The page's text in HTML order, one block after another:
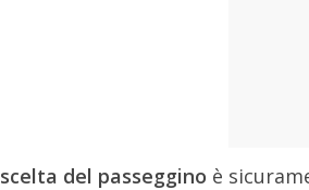
scelta del passeggino è